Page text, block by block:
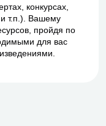
конкурсах,
и т.п.). Вашему
пройдя по
для вас